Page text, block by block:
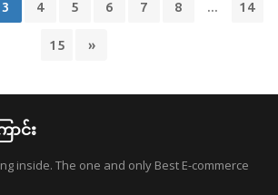
3 4 5 6 7 8 ... 14
15 »
င်း
inside. The one and only Best E-commerce